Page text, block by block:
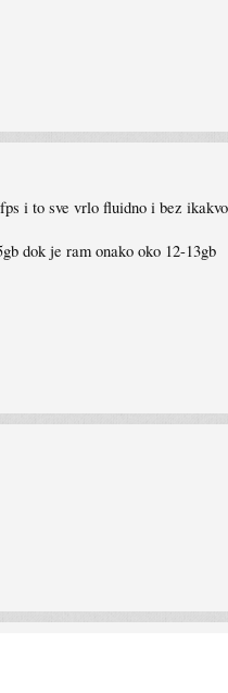
i to sve vrlo fluidno i bez
dok je ram onako oko 12-13gb